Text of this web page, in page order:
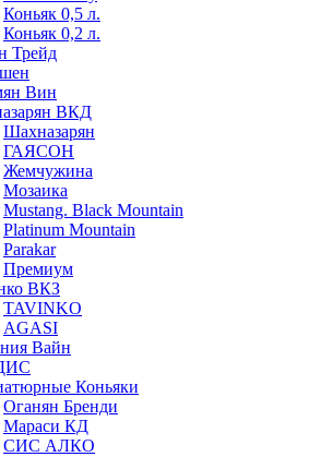
Коньяк 0,5 л.
Коньяк 0,2 л.
Трейд
Вин
ВКД
Шахназарян
ГАЯСОН
Жемчужина
Мозаика
Mustang. Black Mountain
Platinum Mountain
Parakar
Премиум
ВКЗ
TAVINKO
AGASI
Вайн
Коньяки
Оганян Бренди
Мараси КД
СИС АЛКО